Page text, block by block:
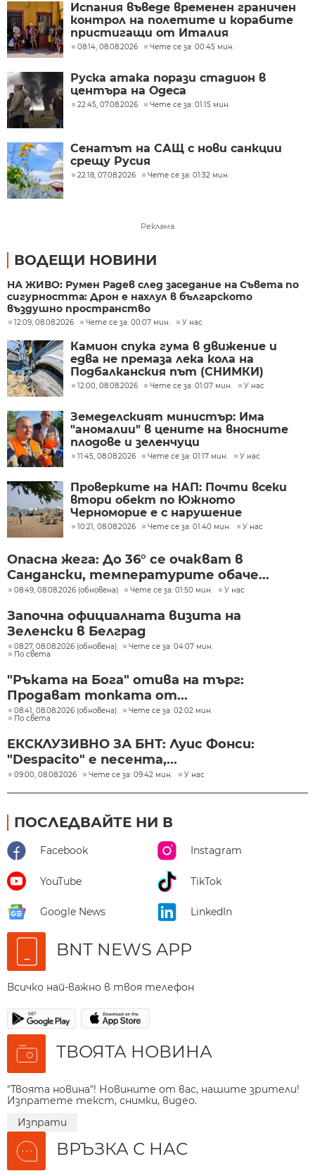
Испания въведе временен граничен
контрол на полетите и корабите
пристигащи от Италия
08:14, 08.08.2026 Чете се за: 00:45 мин.
Руска атака порази стадион в
центъра на Одеса
22:45, 07.08.2026 Чете се за: 01:15 мин.
Сенатът на САЩ с нови санкции
срещу Русия
22:18, 07.08.2026 Чете се за: 01:32 мин.
Реклама
ВОДЕЩИ НОВИНИ
НА ЖИВО: Румен Радев след заседание на Съвета по
сигурността: Дрон е нахлул в българското
въздушно пространство
12:09, 08.08.2026 Чете се за: 00:07 мин. У нас
Камион спука гума в движение и
едва не премаза лека кола на
Подбалканския път (СНИМКИ)
12:00, 08.08.2026 Чете се за: 01:07 мин. У нас
Земеделският министър: Има
"аномалии" в цените на вносните
плодове и зеленчуци
11:45, 08.08.2026 Чете се за: 01:17 мин. У нас
Проверките на НАП: Почти всеки
втори обект по Южното
Черноморие е с нарушение
10:21, 08.08.2026 Чете се за: 01:40 мин. У нас
Опасна жега: До 36° се очакват в
Сандански, температурите обаче...
08:49, 08.08.2026 (обновена) Чете се за: 01:50 мин. У нас
Започна официалната визита на
Зеленски в Белград
08:27, 08.08.2026 (обновена)
Чете се за: 04:07 мин.
По света
"Ръката на Бога" отива на търг:
Продават топката от...
08:41, 08.08.2026 (обновена)
Чете се за: 02:02 мин.
По света
ЕКСКЛУЗИВНО ЗА БНТ: Луис Фонси:
"Despacito" е песента,...
09:00, 08.08.2026 Чете се за: 09:42 мин. У нас
ПОСЛЕДВАЙТЕ НИ В
Facebook Instagram
YouTube TikTok
Google News LinkedIn
BNT NEWS APP
Всичко най-важно в твоя телефон
ТВОЯТА НОВИНА
"Твоята новина"! Новините от вас, нашите зрители!
Изпратете текст, снимки, видео.
Изпрати
ВРЪЗКА С НАС